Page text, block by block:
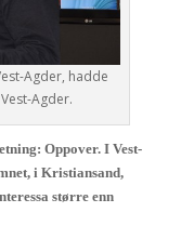
Agder, hadde
Agder.
Oppover. I Vest-
i Kristiansand,
større enn